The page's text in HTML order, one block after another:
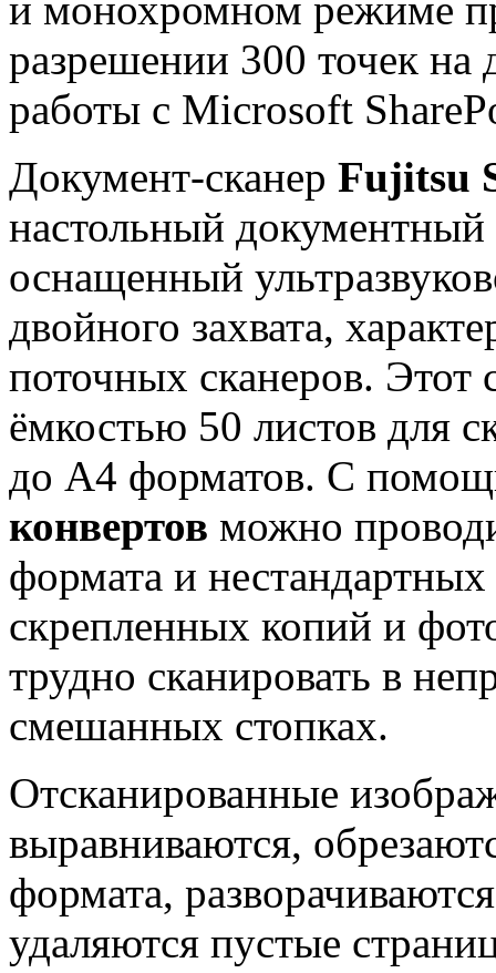
разрешении 300 точек
работы с Microsoft
Документ-сканер Fujitsu
настольный документный
оснащенный
двойного захвата,
поточных сканеров. Этот
ёмкостью 50 листов для
до А4 форматов. С
конвертов можно
формата и
скрепленных копий и
трудно сканировать в
смешанных стопках.
Отсканированные
выравниваются,
формата,
удаляются пустые